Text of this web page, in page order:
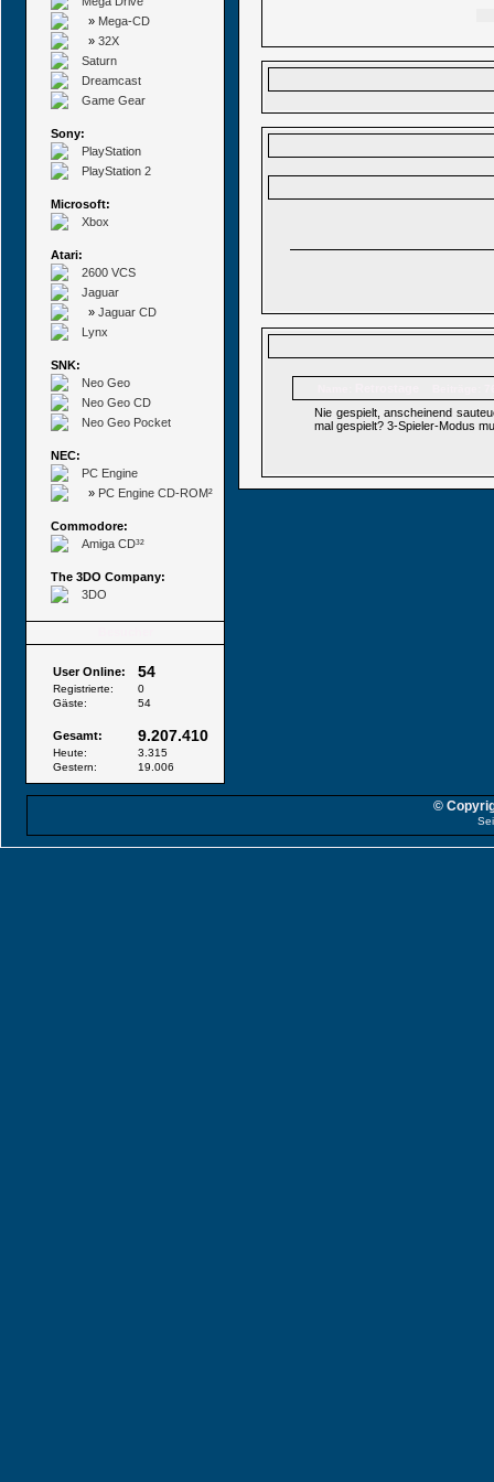
» Mega-CD
» 32X
Saturn
Dreamcast
Game Gear
Sony:
PlayStation
PlayStation 2
Microsoft:
Xbox
Atari:
2600 VCS
Jaguar
» Jaguar CD
Lynx
SNK:
Neo Geo
Neo Geo CD
Neo Geo Pocket
NEC:
PC Engine
» PC Engine CD-ROM²
Commodore:
Amiga CD³²
The 3DO Company:
3DO
User Online: 54
Registrierte:
0
Gäste:
54
Gesamt: 9.207.410
Heute:
3.315
Gestern:
19.006
Nie gespielt, anscheinend
mal gespielt? 3-Spieler-Modus
©